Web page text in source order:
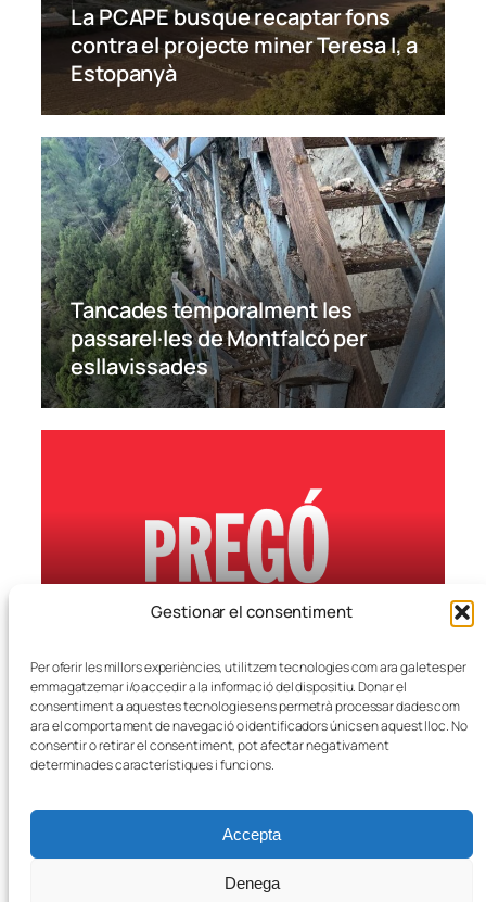
Gestionar el consentiment
Per oferir les millors experiències, utilitzem tecnologies com ara galetes per
emmagatzemar i/o accedir a la informació del dispositiu. Donar el
consentiment a aquestes tecnologies ens permetrà processar dades com
ara el comportament de navegació o identificadors únics en aquest lloc. No
consentir o retirar el consentiment, pot afectar negativament
determinades característiques i funcions.
Accepta
Denega
La PCAPE busque recaptar fons
contra el projecte miner Teresa I, a
Estopanyà
Tancades temporalment les
passarel·les de Montfalcó per
esllavissades
La llibertat i l’elegància
X Facebook Correu electrònic